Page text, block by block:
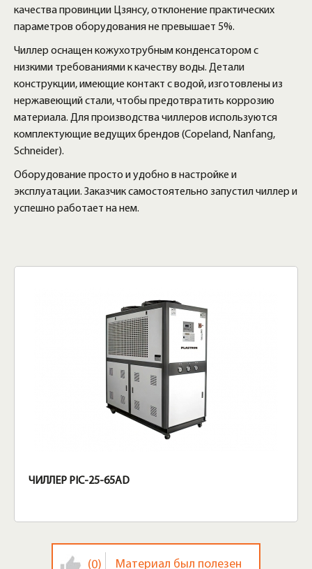
качества провинции Цзянсу, отклонение практических
параметров оборудования не превышает 5%.
Чиллер оснащен кожухотрубным конденсатором с
низкими требованиями к качеству воды. Детали
конструкции, имеющие контакт с водой, изготовлены из
нержавеющий стали, чтобы предотвратить коррозию
материала. Для производства чиллеров используются
комплектующие ведущих брендов (Copeland, Nanfang,
Schneider).
Оборудование просто и удобно в настройке и
эксплуатации. Заказчик самостоятельно запустил чиллер и
успешно работает на нем.
ЧИЛЛЕР PIC-25-65AD
(0) Материал был полезен